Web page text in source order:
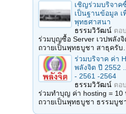
เชิญร่วมบริจาค
เป็นฐานข้อมูล เ
พุทธศาสนา
ธรรมวิวัฒน์ ตอบ
ร่วมบุญซื้อ Server เวปพลัง
ถวายเป็นพุทธบูชา สาธุครับ
ร่วมบริจาค ค่า
พลังจิต ปี 2552
- 2561 -2564
ธรรมวิวัฒน์ ตอบ
ร่วมทำบุญ ค่า hosting = 10
ถวายเป็นพุทธบูชา ธรรมบู